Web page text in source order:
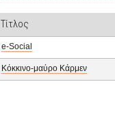
Τίτλος
e-Social
Κόκκινο-μαύρο Κάρμεν